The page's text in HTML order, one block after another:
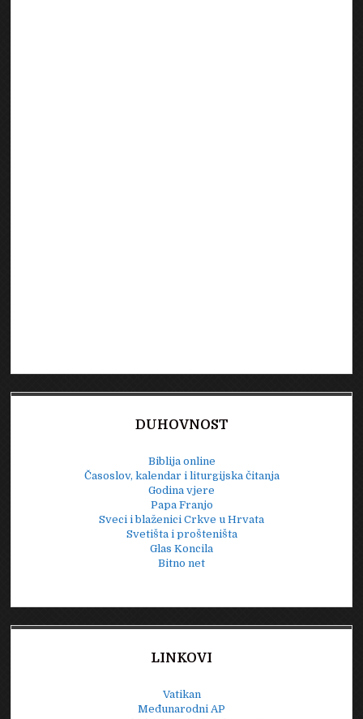
DUHOVNOST
Biblija online
Časoslov, kalendar i liturgijska čitanja
Godina vjere
Papa Franjo
Sveci i blaženici Crkve u Hrvata
Svetišta i prošteništa
Glas Koncila
Bitno net
LINKOVI
Vatikan
Međunarodni AP